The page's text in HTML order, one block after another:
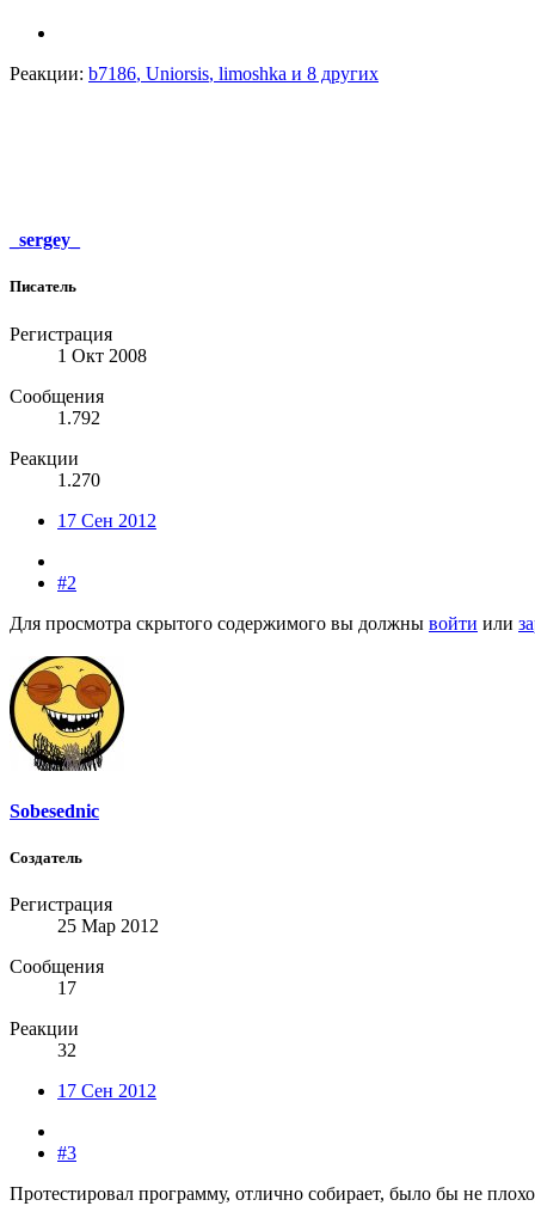
Реакции: b7186, Uniorsis, limoshka и 8 других
_sergey_
Писатель
Регистрация
1 Окт 2008
Сообщения
1.792
Реакции
1.270
17 Сен 2012
#2
Для просмотра скрытого содержимого вы должны войти или
Sobesednic
Создатель
Регистрация
25 Мар 2012
Сообщения
17
Реакции
32
17 Сен 2012
#3
Протестировал программу, отлично собирает, было бы не